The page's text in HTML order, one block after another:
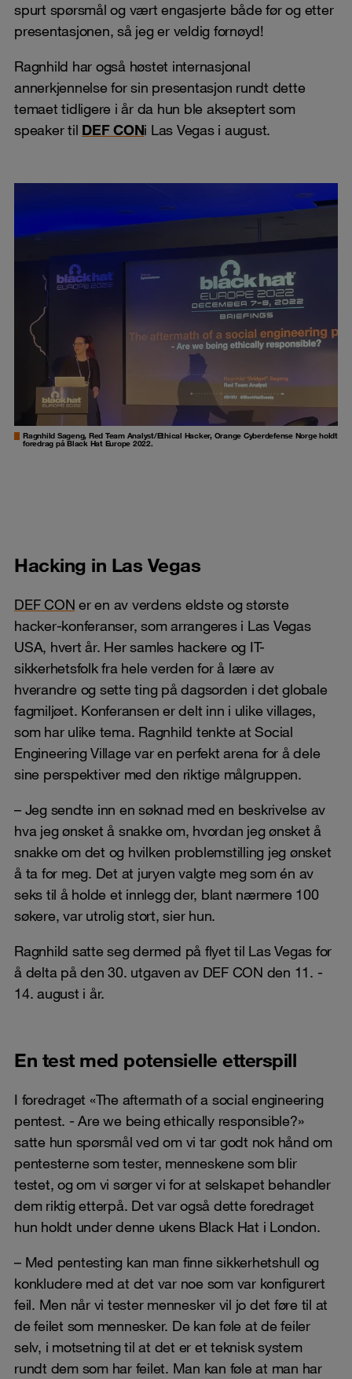
spurt spørsmål og vært engasjerte både før og etter
presentasjonen, så jeg er veldig fornøyd!
Ragnhild har også høstet internasjonal
annerkjennelse for sin presentasjon rundt dette
temaet tidligere i år da hun ble akseptert som
speaker til DEF CONi Las Vegas i august.
Ragnhild Sageng, Red Team Analyst/Ethical Hacker, Orange Cyberdefense Norge holdt
foredrag på Black Hat Europe 2022.
Hacking in Las Vegas
DEF CON er en av verdens eldste og største
hacker-konferanser, som arrangeres i Las Vegas
USA, hvert år. Her samles hackere og IT-
sikkerhetsfolk fra hele verden for å lære av
hverandre og sette ting på dagsorden i det globale
fagmiljøet. Konferansen er delt inn i ulike villages,
som har ulike tema. Ragnhild tenkte at Social
Engineering Village var en perfekt arena for å dele
sine perspektiver med den riktige målgruppen.
– Jeg sendte inn en søknad med en beskrivelse av
hva jeg ønsket å snakke om, hvordan jeg ønsket å
snakke om det og hvilken problemstilling jeg ønsket
å ta for meg. Det at juryen valgte meg som én av
seks til å holde et innlegg der, blant nærmere 100
søkere, var utrolig stort, sier hun.
Ragnhild satte seg dermed på flyet til Las Vegas for
å delta på den 30. utgaven av DEF CON den 11. -
14. august i år.
En test med potensielle etterspill
I foredraget «The aftermath of a social engineering
pentest. - Are we being ethically responsible?»
satte hun spørsmål ved om vi tar godt nok hånd om
pentesterne som tester, menneskene som blir
testet, og om vi sørger vi for at selskapet behandler
dem riktig etterpå. Det var også dette foredraget
hun holdt under denne ukens Black Hat i London.
– Med pentesting kan man finne sikkerhetshull og
konkludere med at det var noe som var konfigurert
feil. Men når vi tester mennesker vil jo det føre til at
de feilet som mennesker. De kan føle at de feiler
selv, i motsetning til at det er et teknisk system
rundt dem som har feilet. Man kan føle at man har